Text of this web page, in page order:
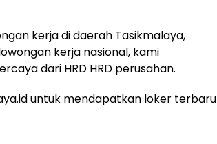
kerja di daerah Tasikmalaya,
kerja nasional, kami
dari HRD HRD perusahan.
untuk mendapatkan loker terbaru